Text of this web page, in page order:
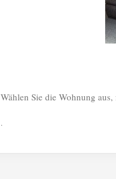
Wählen Sie die Wohnung
.